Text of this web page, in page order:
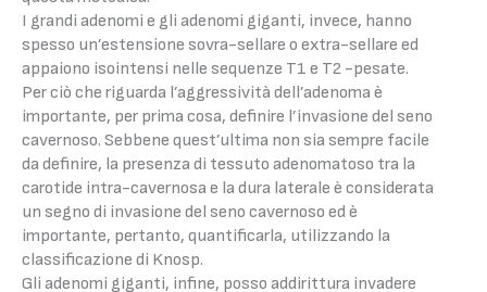
I grandi adenomi e gli adenomi giganti, invece, hanno
spesso un’estensione sovra-sellare o extra-sellare ed
appaiono isointensi nelle sequenze T1 e T2 -pesate.
Per ciò che riguarda l’aggressività dell’adenoma è
importante, per prima cosa, definire l’invasione del seno
cavernoso. Sebbene quest’ultima non sia sempre facile
da definire, la presenza di tessuto adenomatoso tra la
carotide intra-cavernosa e la dura laterale è considerata
un segno di invasione del seno cavernoso ed è
importante, pertanto, quantificarla, utilizzando la
classificazione di Knosp.
Gli adenomi giganti, infine, posso addirittura invadere